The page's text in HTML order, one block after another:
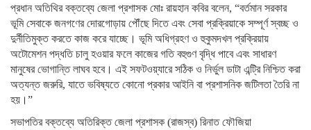
প্রধান অতিথির বক্তব্যে জেলা প্রশাসক মোঃ রায়হান কবির বলেন, “বর্তমান সরকার
ভূমি সেবাকে জনগণের দোরগোড়ায় পৌঁছে দিতে এবং সেবা প্রক্রিয়াকে সম্পূর্ণ স্বচ্ছ ও
দুর্নীতিমুক্ত করতে কাজ করে যাচ্ছে। ভূমি অধিগ্রহণ ও হুকুমদখল প্রক্রিয়ায়
অটোমেশন পদ্ধতি চালু হওয়ার ফলে কাজের গতি বহুগুণ বৃদ্ধি পাবে এবং সাধারণ
মানুষের ভোগান্তি লাঘব হবে। এই সফটওয়্যারে সঠিক ও নির্ভুল ডাটা এন্ট্রি নিশ্চিত করা
অত্যন্ত জরুরি, যাতে ভবিষ্যতে কোনো প্রকার আইনি বা প্রশাসনিক জটিলতা তৈরি না
হয়।”
সভাপতির বক্তব্যে অতিরিক্ত জেলা প্রশাসক (রাজস্ব) রিনাত ফৌজিয়া